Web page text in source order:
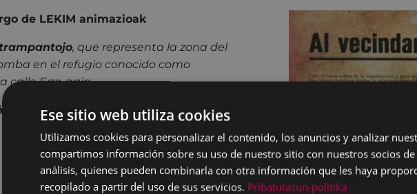
de LEKIM animazioak
, que representa la zona del
en el refugio conocido como
calle Ego-gain.
Ese sitio web utiliza cookies
Utilizamos cookies para personalizar el contenido, los anuncios y analizar
compartimos información sobre su uso de nuestro sitio con nuestros socios
análisis, quienes pueden combinarla con otra información que les haya
recopilado a partir del uso de sus servicios. Pribatutasun-politika